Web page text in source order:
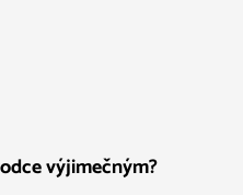
výjimečným?